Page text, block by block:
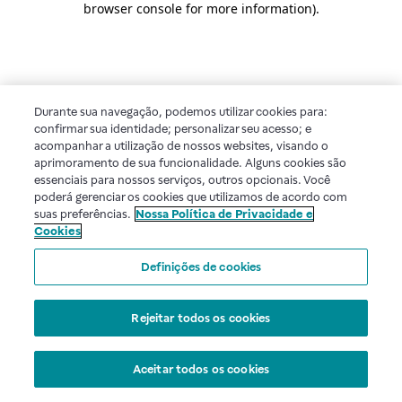
browser console for more information).
Durante sua navegação, podemos utilizar cookies para:
confirmar sua identidade; personalizar seu acesso; e
acompanhar a utilização de nossos websites, visando o
aprimoramento de sua funcionalidade. Alguns cookies são
essenciais para nossos serviços, outros opcionais. Você
poderá gerenciar os cookies que utilizamos de acordo com
suas preferências. Nossa Política de Privacidade e
Cookies
Definições de cookies
Rejeitar todos os cookies
Aceitar todos os cookies